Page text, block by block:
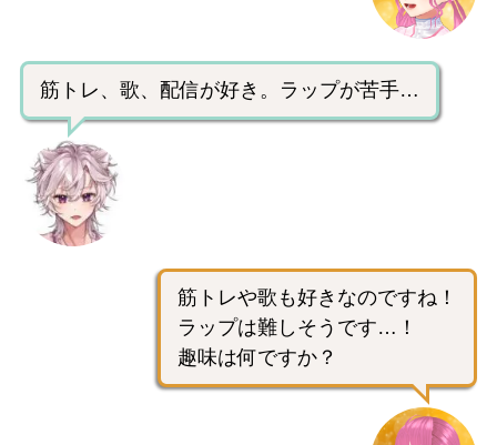
筋トレ、歌、配信が好き。ラップが苦手…
筋トレや歌も好きなのですね！
ラップは難しそうです…！
趣味は何ですか？